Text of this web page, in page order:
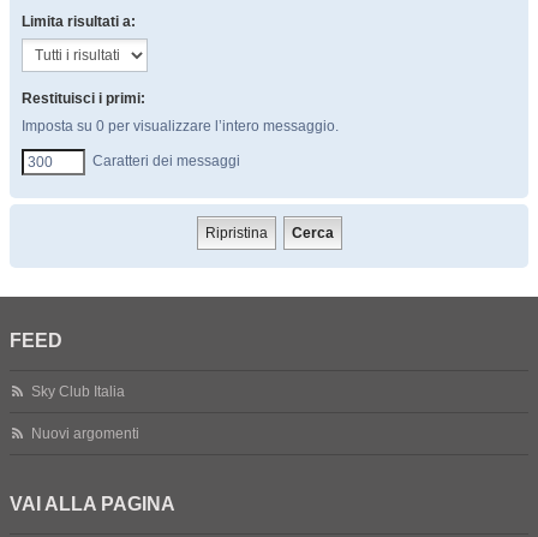
Limita risultati a:
Restituisci i primi:
Imposta su 0 per visualizzare l’intero messaggio.
Caratteri dei messaggi
FEED
Sky Club Italia
Nuovi argomenti
VAI ALLA PAGINA